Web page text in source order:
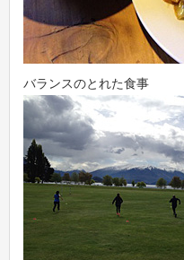
バランスのとれた食事